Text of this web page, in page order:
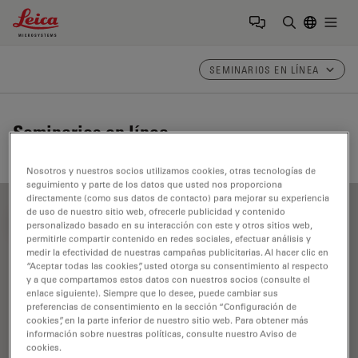
Leica Microsystems Logo
SEMINARIOS EN LÍNEA
Seminarios en línea
FILTER ARTICLES
DM6 FS
Nosotros y nuestros socios utilizamos cookies, otras tecnologías de
seguimiento y parte de los datos que usted nos proporciona
directamente (como sus datos de contacto) para mejorar su experiencia
de uso de nuestro sitio web, ofrecerle publicidad y contenido
personalizado basado en su interacción con este y otros sitios web,
permitirle compartir contenido en redes sociales, efectuar análisis y
medir la efectividad de nuestras campañas publicitarias. Al hacer clic en
“Aceptar todas las cookies”, usted otorga su consentimiento al respecto
y a que compartamos estos datos con nuestros socios (consulte el
enlace siguiente). Siempre que lo desee, puede cambiar sus
preferencias de consentimiento en la sección “Configuración de
cookies”, en la parte inferior de nuestro sitio web. Para obtener más
información sobre nuestras políticas, consulte nuestro Aviso de
cookies.